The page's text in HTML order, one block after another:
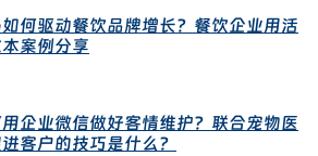
何驱动餐饮品牌增长？餐饮企业用活
案例分享
企业微信做好客情维护？联合宠物医
客户的技巧是什么？